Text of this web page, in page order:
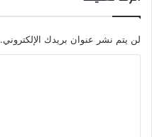
لن يتم نشر عنوان بريدك الإلكتروني.